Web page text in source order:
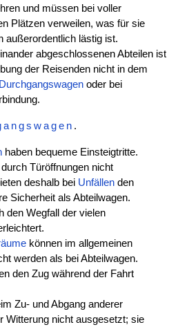
und müssen bei voller
Plätzen verweilen, was für sie
außerordentlich lästig ist.
abgeschlossenen Abteilen ist
der Reisenden nicht in dem
Durchgangswagenoder bei
.
haben bequeme Einsteigtritte.
Türöffnungen nicht
deshalb bei Unfällenden
Sicherheit als Abteilwagen.
den Wegfall der vielen
können im allgemeinen
werden als bei Abteilwagen.
den Zug während der Fahrt
Zu- und Abgang anderer
Witterung nicht ausgesetzt; sie